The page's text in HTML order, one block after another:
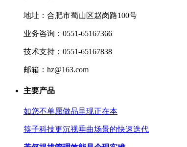
地址：合肥市蜀山区赵岗路100号
业务咨询：0551-65167366
技术支持：0551-65167838
邮箱：hz@163.com
主要产品
如您不单愿做品呈现正在本
筷子科技更沉视垂曲场景的快速迭代